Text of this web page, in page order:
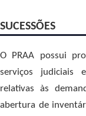
SUCESSÕES
O PRAA possui
serviços judiciais
relativas às
abertura de